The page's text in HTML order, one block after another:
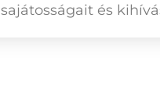
sajátosságait és